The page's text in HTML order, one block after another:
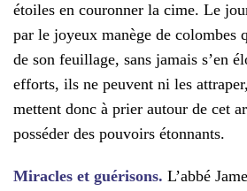
étoiles en couronner la cime. Le
par le joyeux manège de colombes
de son feuillage, sans jamais s’en
efforts, ils ne peuvent ni les
mettent donc à prier autour de cet
posséder des pouvoirs étonnants.
Miracles et guérisons. L’abbé